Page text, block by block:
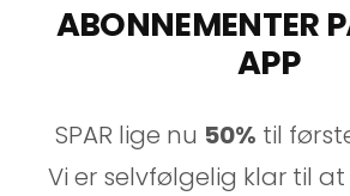
ABONNEMENTER
APP
SPAR lige nu 50% til
Vi er selvfølgelig klar til